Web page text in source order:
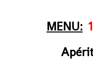
MENU: